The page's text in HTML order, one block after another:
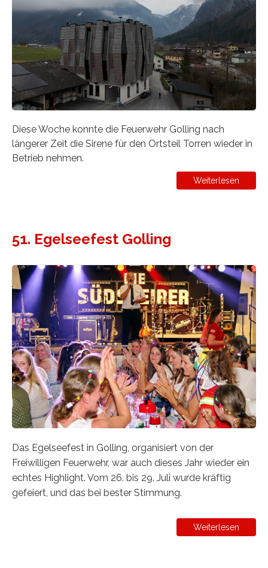
Diese Woche konnte die Feuerwehr Golling nach
längerer Zeit die Sirene für den Ortsteil Torren wieder in
Betrieb nehmen.
Weiterlesen
51. Egelseefest Golling
Das Egelseefest in Golling, organisiert von der
Freiwilligen Feuerwehr, war auch dieses Jahr wieder ein
echtes Highlight. Vom 26. bis 29. Juli wurde kräftig
gefeiert, und das bei bester Stimmung.
Weiterlesen